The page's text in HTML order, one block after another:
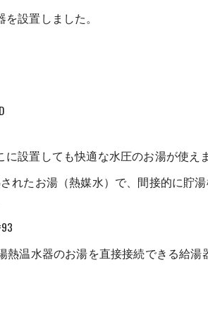
設置しました。
設置しても快適な水圧のお湯が使えま
れたお湯（熱媒水）で、間接的に貯
熱温水器のお湯を直接接続できる給